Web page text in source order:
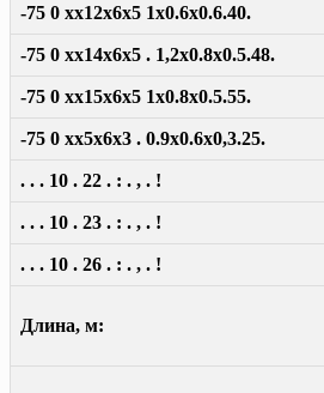
-75 0 xx12x6x5 1x0.6x0.6.40.
-75 0 xx14x6x5 . 1,2x0.8x0.5.48.
-75 0 xx15x6x5 1x0.8x0.5.55.
-75 0 xx5x6x3 . 0.9x0.6x0,3.25.
. . . 10 . 22 . : . , . !
. . . 10 . 23 . : . , . !
. . . 10 . 26 . : . , . !
Длина, м: